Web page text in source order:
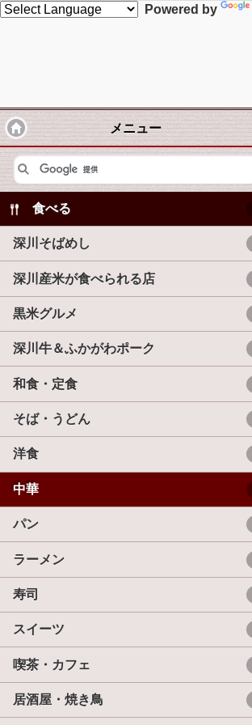
Powered by
メニュー
食べる
深川そばめし
深川産米が食べられる店
黒米グルメ
深川牛＆ふかがわポーク
和食・定食
そば・うどん
洋食
中華
パン
ラーメン
寿司
スイーツ
喫茶・カフェ
居酒屋・焼き鳥